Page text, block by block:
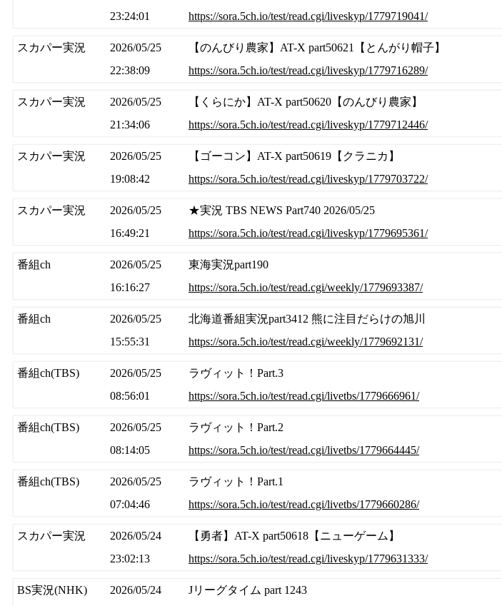
23:24:01
https://sora.5ch.io/test/read.cgi/liveskyp/1779719041/
スカパー実況
2026/05/25
22:38:09
【のんびり農家】AT-X part50621【とんがり帽子】
https://sora.5ch.io/test/read.cgi/liveskyp/1779716289/
スカパー実況
2026/05/25
21:34:06
【くらにか】AT-X part50620【のんびり農家】
https://sora.5ch.io/test/read.cgi/liveskyp/1779712446/
スカパー実況
2026/05/25
19:08:42
【ゴーコン】AT-X part50619【クラニカ】
https://sora.5ch.io/test/read.cgi/liveskyp/1779703722/
スカパー実況
2026/05/25
16:49:21
★実況 TBS NEWS Part740 2026/05/25
https://sora.5ch.io/test/read.cgi/liveskyp/1779695361/
番組ch
2026/05/25
16:16:27
東海実況part190
https://sora.5ch.io/test/read.cgi/weekly/1779693387/
番組ch
2026/05/25
15:55:31
北海道番組実況part3412 熊に注目だらけの旭川
https://sora.5ch.io/test/read.cgi/weekly/1779692131/
番組ch(TBS)
2026/05/25
08:56:01
ラヴィット！Part.3
https://sora.5ch.io/test/read.cgi/livetbs/1779666961/
番組ch(TBS)
2026/05/25
08:14:05
ラヴィット！Part.2
https://sora.5ch.io/test/read.cgi/livetbs/1779664445/
番組ch(TBS)
2026/05/25
07:04:46
ラヴィット！Part.1
https://sora.5ch.io/test/read.cgi/livetbs/1779660286/
スカパー実況
2026/05/24
23:02:13
【勇者】AT-X part50618【ニューゲーム】
https://sora.5ch.io/test/read.cgi/liveskyp/1779631333/
BS実況(NHK)
2026/05/24
Jリーグタイム part 1243